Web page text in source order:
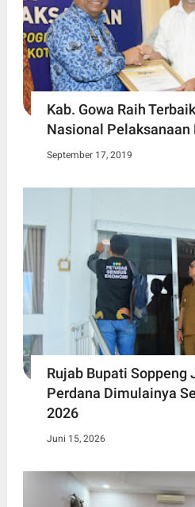
Kab. Gowa Raih
Nasional Pelaksanaan
September 17, 2019
Rujab Bupati Soppeng
Perdana Dimulainya
2026
Juni 15, 2026